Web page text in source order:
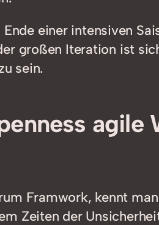
einer intensiven
großen Iteration ist
sein.
Framwork, kennt
Zeiten der